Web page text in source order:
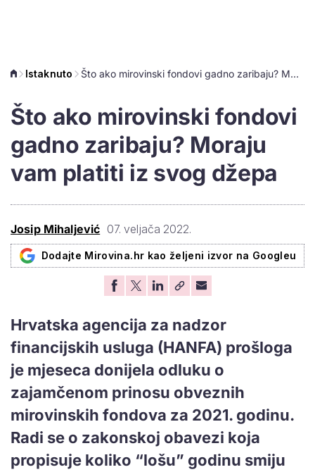
Istaknuto Što ako mirovinski fondovi gadno zaribaju? Moraju vam platiti iz svog džepa
Što ako mirovinski fondovi
gadno zaribaju? Moraju
vam platiti iz svog džepa
Josip Mihaljević 07. veljača 2022.
Dodajte Mirovina.hr kao željeni izvor na Googleu
Hrvatska agencija za nadzor
financijskih usluga (HANFA) prošloga
je mjeseca donijela odluku o
zajamčenom prinosu obveznih
mirovinskih fondova za 2021. godinu.
Radi se o zakonskoj obavezi koja
propisuje koliko “lošu” godinu smiju